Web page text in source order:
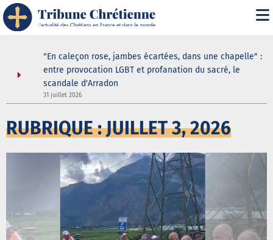
douche
"En caleçon rose, jambes écartées, dans une chapelle" :
entre provocation LGBT et profanation du sacré, le
scandale d'Arradon
31 juillet 2026
RUBRIQUE : JUILLET 3, 2026